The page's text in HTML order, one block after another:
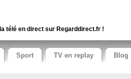
télé en direct sur Regarddirect.fr !
Sport TV en replay Blog